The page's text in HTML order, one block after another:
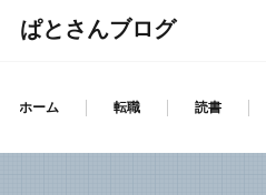
ぱとさんブログ
ホーム 転職 読書